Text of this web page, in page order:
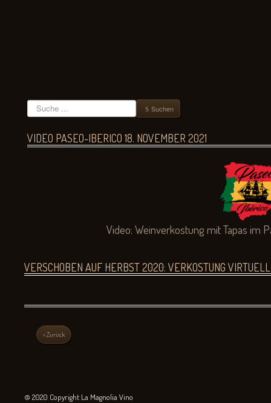
Suchen Suchen
VIDEO PASEO-IBERICO 18. NOVEMBER 2021
Video: Weinverkostung mit Tapas im
VERSCHOBEN AUF HERBST 2020: VERKOSTUNG
< Zurück
© 2020 Copyright La Magnolia Vino